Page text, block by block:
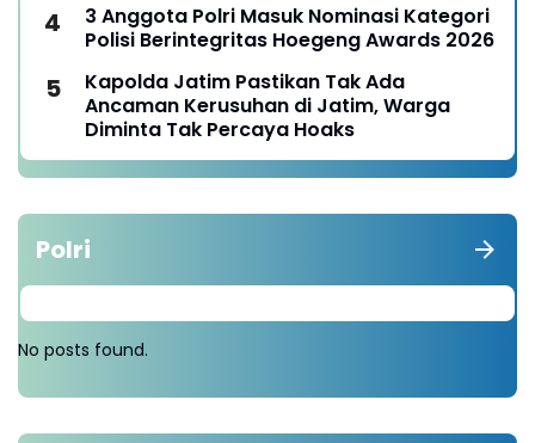
3 Anggota Polri Masuk Nominasi Kategori
Polisi Berintegritas Hoegeng Awards 2026
Kapolda Jatim Pastikan Tak Ada
Ancaman Kerusuhan di Jatim, Warga
Diminta Tak Percaya Hoaks
Polri
No posts found.